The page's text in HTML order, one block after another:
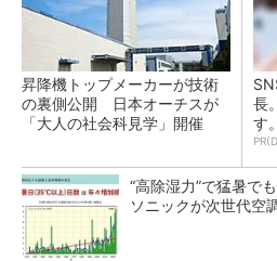
昇降機トップメーカーが技術
の裏側公開 日本オーチスが
「大人の社会科見学」開催
長
す。
“高除湿力”で猛暑で
ソニックが次世代空